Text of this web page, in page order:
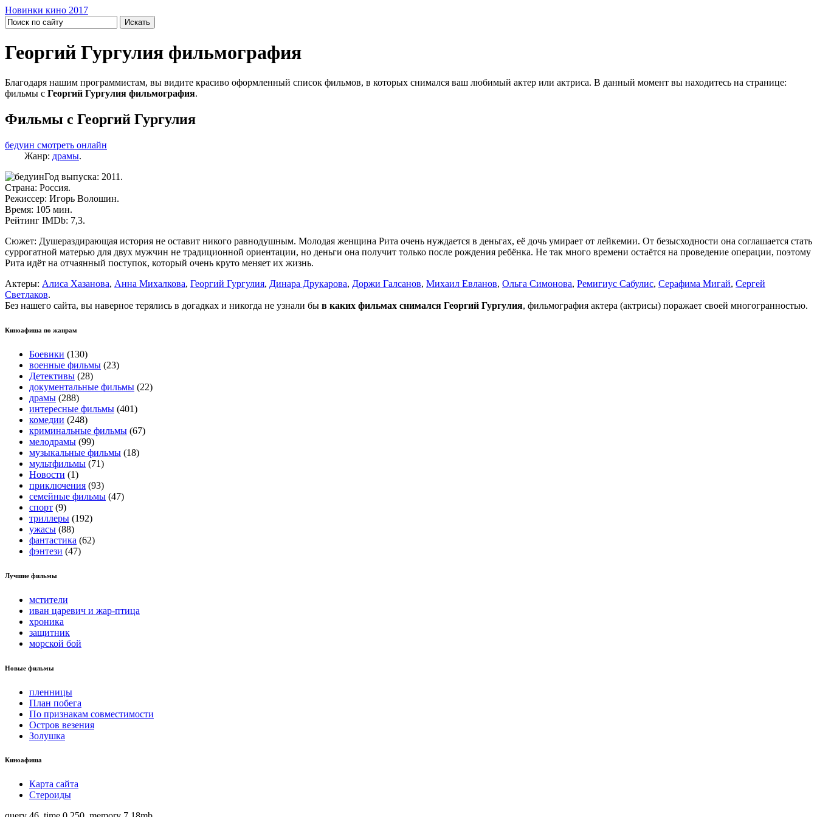
Новинки кино 2017
Георгий Гургулия фильмография
Благодаря нашим программистам, вы видите красиво оформленный список фильмов, в которых снимался ваш любимый актер или актриса. В данный момент вы находитесь на странице:
фильмы с Георгий Гургулия фильмография.
Фильмы с Георгий Гургулия
бедуин смотреть онлайн
Жанр: драмы.
Год выпуска: 2011.
Страна: Россия.
Режиссер: Игорь Волошин.
Время: 105 мин.
Рейтинг IMDb: 7,3.
Сюжет: Душераздирающая история не оставит никого равнодушным. Молодая женщина Рита очень нуждается в деньгах, её дочь умирает от лейкемии. От безысходности она соглашается стать
суррогатной матерью для двух мужчин не традиционной ориентации, но деньги она получит только после рождения ребёнка. Не так много времени остаётся на проведение операции, поэтому
Рита идёт на отчаянный поступок, который очень круто меняет их жизнь.
Актеры: Алиса Хазанова, Анна Михалкова, Георгий Гургулия, Динара Друкарова, Доржи Галсанов, Михаил Евланов, Ольга Симонова, Ремигиус Сабулис, Серафима Мигай, Сергей
Светлаков.
Без нашего сайта, вы наверное терялись в догадках и никогда не узнали бы в каких фильмах снимался Георгий Гургулия, фильмография актера (актрисы) поражает своей многогранностью.
Киноафиша по жанрам
Боевики (130)
военные фильмы (23)
Детективы (28)
документальные фильмы (22)
драмы (288)
интересные фильмы (401)
комедии (248)
криминальные фильмы (67)
мелодрамы (99)
музыкальные фильмы (18)
мультфильмы (71)
Новости (1)
приключения (93)
семейные фильмы (47)
спорт (9)
триллеры (192)
ужасы (88)
фантастика (62)
фэнтези (47)
Лучшие фильмы
мстители
иван царевич и жар-птица
хроника
защитник
морской бой
Новые фильмы
пленницы
План побега
По признакам совместимости
Остров везения
Золушка
Киноафиша
Карта сайта
Стероиды